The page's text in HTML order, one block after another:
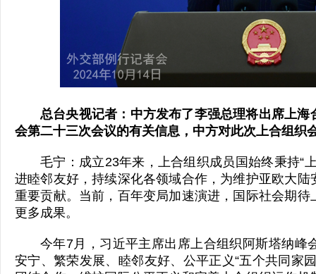
总台央视记者：中方发布了李强总理将出席上
会第二十三次会议的有关信息，中方对此次上合组织
毛宁：成立23年来，上合组织成员国始终秉持“
进睦邻友好，持续深化各领域合作，为维护亚欧大
重要贡献。当前，百年变局加速演进，国际社会期
更多成果。
今年7月，习近平主席出席上合组织阿斯塔纳峰
安宁、繁荣发展、睦邻友好、公平正义“五个共同家